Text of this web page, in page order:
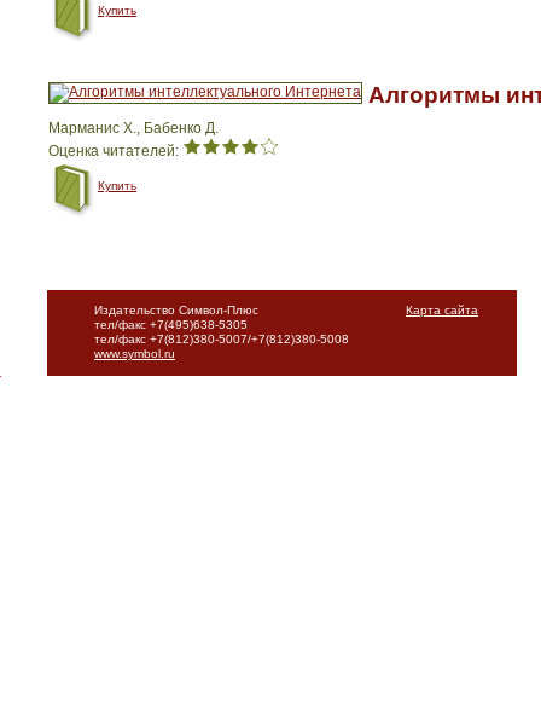
Купить
Алгоритмы
Марманис Х., Бабенко Д.
Оценка читателей:
Купить
Карта сайта
Издательство Символ-Плюс
тел/факс +7(495)638-5305
тел/факс +7(812)380-5007/+7(812)380-5008
www.symbol.ru